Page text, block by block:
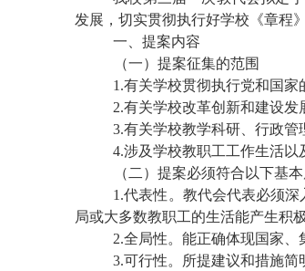
发展，切实贯彻执行好学校《章程
一、提案内容
（一）提案征集的范围
1.有关学校贯彻执行党和国家
2.有关学校改革创新和建设发
3.有关学校教学科研、行政管
4.涉及学校教职工工作生活以
（二）提案必须符合以下基本
1.代表性。教代会代表必须
局或大多数教职工的生活能产生积
2.全局性。能正确体现国家
3.可行性。所提建议和措施简